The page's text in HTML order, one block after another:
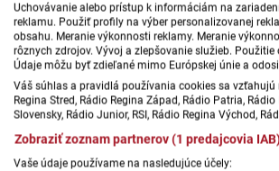
Uchovávanie alebo prístup k informáciám na
reklamu. Použiť profily na výber personalizovanej
obsahu. Meranie výkonnosti reklamy. Meranie
rôznych zdrojov. Vývoj a zlepšovanie služieb.
Údaje môžu byť zdieľané mimo Európskej únie a
Váš súhlas a pravidlá používania cookies sa vzťahujú
Regina Stred, Rádio Regina Západ, Rádio Patria,
Slovensky, Rádio Junior, RSI, Rádio Regina Východ,
Zobraziť zoznam partnerov (1 predajcovia
Vaše údaje používame na nasledujúce účely: